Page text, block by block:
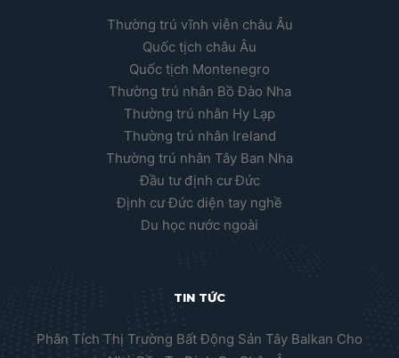
Thường trú vĩnh viễn châu Âu
Quốc tịch châu Âu
Quốc tịch Montenegro
Thường trú nhân Bồ Đào Nha
Thường trú nhân Hy Lạp
Thường trú nhân Ireland
Thường trú nhân Tây Ban Nha
Đầu tư định cư Đức
Định cư Đức diện tay nghề
Du học nước ngoài
TIN TỨC
Phân Tích Thị Trường Bất Động Sản Tây Balkan Cho